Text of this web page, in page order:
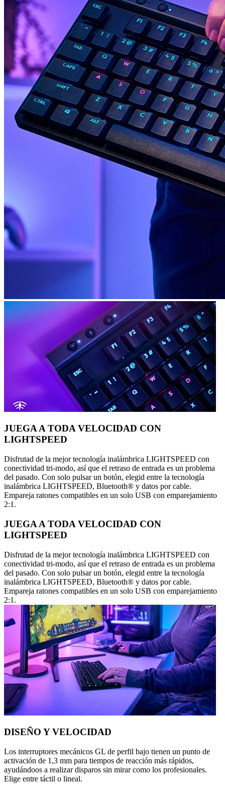
JUEGA A TODA VELOCIDAD CON
LIGHTSPEED
Disfrutad de la mejor tecnología inalámbrica LIGHTSPEED con
conectividad tri-modo, así que el retraso de entrada es un problema
del pasado. Con solo pulsar un botón, elegid entre la tecnología
inalámbrica LIGHTSPEED, Bluetooth® y datos por cable.
Empareja ratones compatibles en un solo USB con emparejamiento
2:1.
JUEGA A TODA VELOCIDAD CON
LIGHTSPEED
Disfrutad de la mejor tecnología inalámbrica LIGHTSPEED con
conectividad tri-modo, así que el retraso de entrada es un problema
del pasado. Con solo pulsar un botón, elegid entre la tecnología
inalámbrica LIGHTSPEED, Bluetooth® y datos por cable.
Empareja ratones compatibles en un solo USB con emparejamiento
2:1.
DISEÑO Y VELOCIDAD
Los interruptores mecánicos GL de perfil bajo tienen un punto de
activación de 1,3 mm para tiempos de reacción más rápidos,
ayudándoos a realizar disparos sin mirar como los profesionales.
Elige entre táctil o lineal.